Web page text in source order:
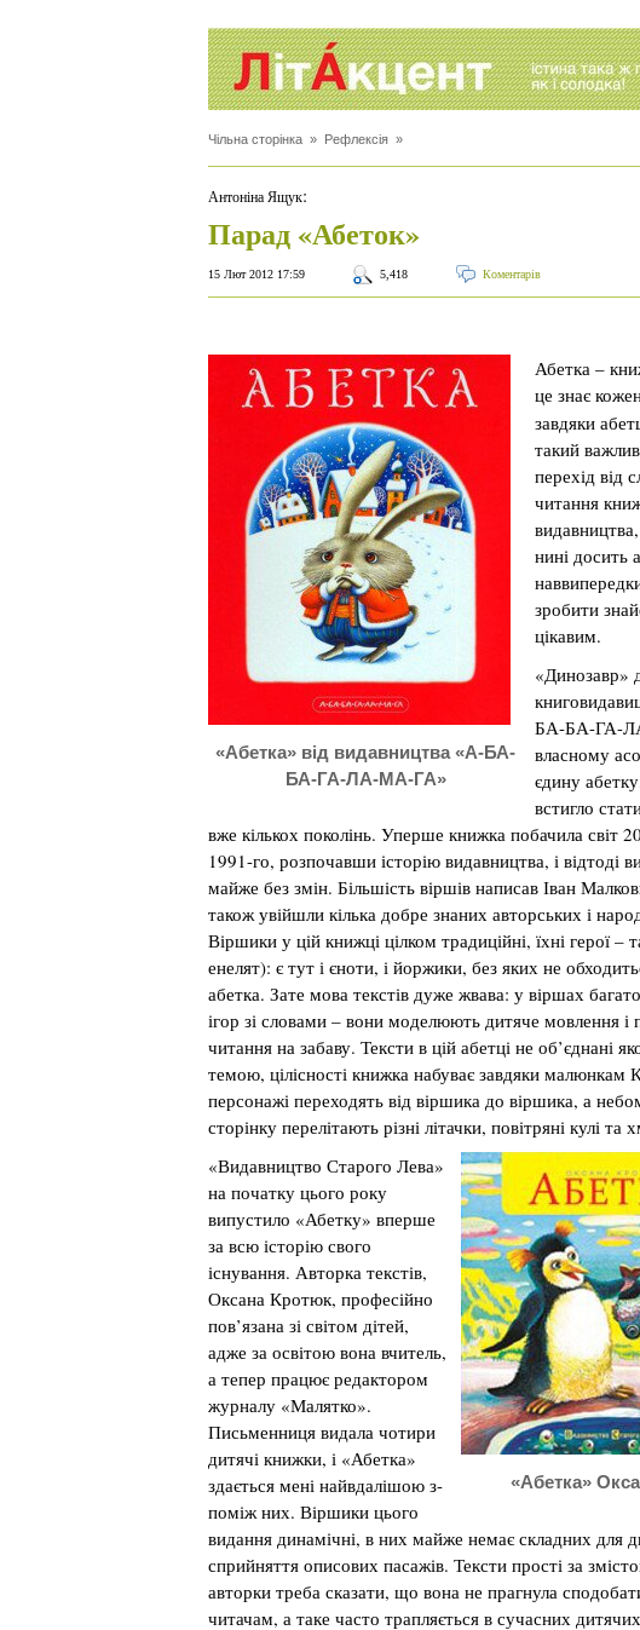
Чільна сторінка » Рефлексія »
Антоніна Ящук:
Парад «Абеток»
15 Лют 2012 17:59 5,418 Коментарів
«Абетка» від видавництва «А-БА-
БА-ГА-ЛА-МА-ГА»
Абетка –
це знає
завдяки
такий
перехід від
читання
нині досить
зробити
цікавим.
«Динозавр»
БА-БА-ГА-
власному
єдину
встигло
вже кількох поколінь. Уперше книжка побачила світ
1991-го, розпочавши історію видавництва, і відтоді
майже без змін. Більшість віршів написав Іван
також увійшли кілька добре знаних авторських і
Віршики у цій книжці цілком традиційні, їхні герої –
енелят): є тут і єноти, і йоржики, без яких не
абетка. Зате мова текстів дуже жвава: у віршах
ігор зі словами – вони моделюють дитяче мовлення
читання на забаву. Тексти в цій абетці не об’єднані
темою, цілісності книжка набуває завдяки малюнкам
персонажі переходять від віршика до віршика, а
сторінку перелітають різні літачки, повітряні кулі та
«Абетка»
«Видавництво Старого Лева»
на початку цього року
випустило «Абетку» вперше
за всю історію свого
існування. Авторка текстів,
Оксана Кротюк, професійно
пов’язана зі світом дітей,
адже за освітою вона вчитель,
а тепер працює редактором
журналу «Малятко».
Письменниця видала чотири
дитячі книжки, і «Абетка»
здається мені найвдалішою з-
поміж них. Віршики цього
видання динамічні, в них майже немає складних для
сприйняття описових пасажів. Тексти прості за
авторки треба сказати, що вона не прагнула
читачам, а таке часто трапляється в сучасних